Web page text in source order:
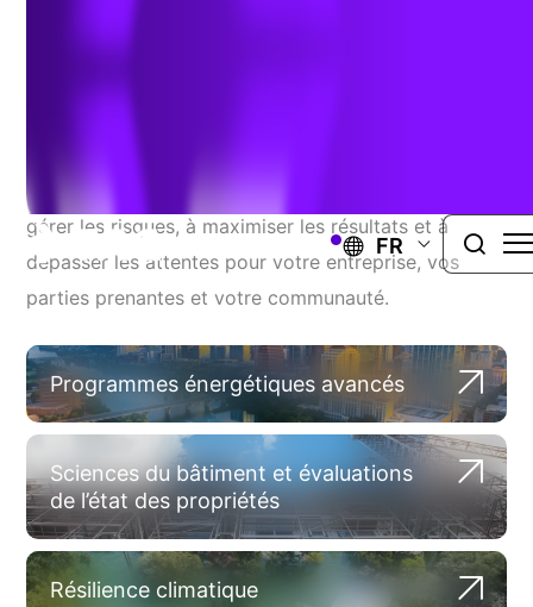
FR
Services De Consultation
Spécialisés
projets complexes du début à la fin, vous aidant à
gérer les risques, à maximiser les résultats et à
dépasser les attentes pour votre entreprise, vos
parties prenantes et votre communauté.
Programmes énergétiques avancés
Sciences du bâtiment et évaluations
de l’état des propriétés
Résilience climatique